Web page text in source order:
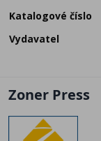
Katalogové číslo
Vydavatel
Zoner Press